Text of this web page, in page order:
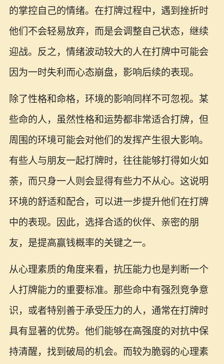
的掌控自己的情绪。在打牌过程中，遇到挫折时
他们不会轻易放弃，而是会调整自己状态，继续
迎战。反之，情绪波动较大的人在打牌中可能会
因为一时失利而心态崩盘，影响后续的表现。
除了性格和命格，环境的影响同样不可忽视。某
些命的人，虽然性格和运势都非常适合打牌，但
周围的环境可能会对他们的发挥产生很大影响。
有些人与朋友一起打牌时，往往能够打得如火如
荼，而只身一人则会显得有些力不从心。这说明
环境的舒适和配合，可以进一步提升他们在打牌
中的表现。因此，选择合适的伙伴、亲密的朋
友，是提高赢钱概率的关键之一。
从心理素质的角度来看，抗压能力也是判断一个
人打牌能力的重要标准。那些命中有强烈竞争意
识，或者特别善于承受压力的人，通常在打牌时
具有显著的优势。他们能够在高强度的对抗中保
持清醒，找到破局的机会。而较为脆弱的心理素